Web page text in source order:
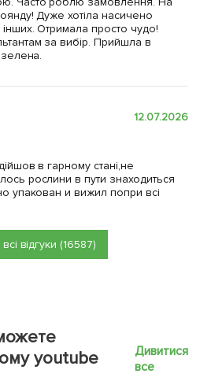
Дуже хотіла насичено
Отримала просто чудо!
за вибір. Прийшла в
12.07.2026
в гарному стані,не
рослини в пути знаходиться
упакован и вижил попри всі
відгуки (16587)
youtube
Дивитися
все